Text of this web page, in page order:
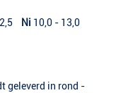
Ni 10,0 - 13,0
geleverd in rond -